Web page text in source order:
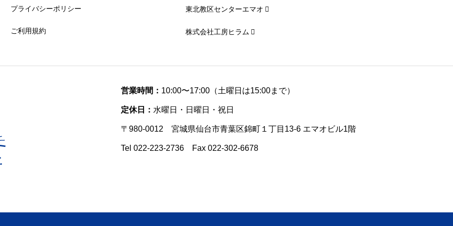
プライバシーポリシー
ご利用規約
東北教区センターエマオ
株式会社工房ヒラム
営業時間： 10:00〜17:00（土曜日は15:00まで）
定休日： 水曜日・日曜日・祝日
〒980-0012 宮城県仙台市青葉区錦町１丁目13-6 エマオビル1階
Tel 022-223-2736 Fax 022-302-6678